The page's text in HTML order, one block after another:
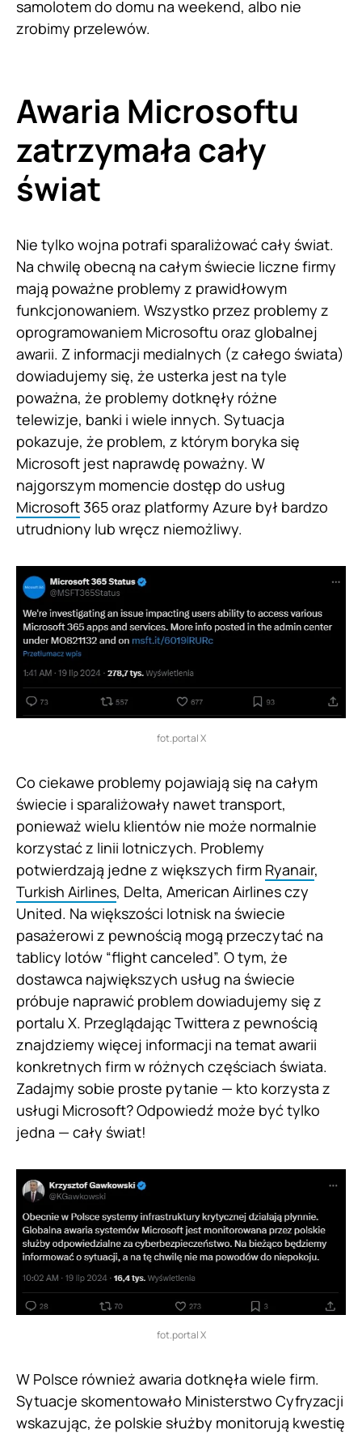
samolotem do domu na weekend, albo nie
zrobimy przelewów.
Awaria Microsoftu
zatrzymała cały
świat
Nie tylko wojna potrafi sparaliżować cały świat.
Na chwilę obecną na całym świecie liczne firmy
mają poważne problemy z prawidłowym
funkcjonowaniem. Wszystko przez problemy z
oprogramowaniem Microsoftu oraz globalnej
awarii. Z informacji medialnych (z całego świata)
dowiadujemy się, że usterka jest na tyle
poważna, że problemy dotknęły różne
telewizje, banki i wiele innych. Sytuacja
pokazuje, że problem, z którym boryka się
Microsoft jest naprawdę poważny. W
najgorszym momencie dostęp do usług
Microsoft365 oraz platformy Azure był bardzo
utrudniony lub wręcz niemożliwy.
fot.portal X
Co ciekawe problemy pojawiają się na całym
świecie i sparaliżowały nawet transport,
ponieważ wielu klientów nie może normalnie
korzystać z linii lotniczych. Problemy
potwierdzają jedne z większych firm Ryanair,
Turkish Airlines, Delta, American Airlines czy
United. Na większości lotnisk na świecie
pasażerowi z pewnością mogą przeczytać na
tablicy lotów “flight canceled”. O tym, że
dostawca największych usług na świecie
próbuje naprawić problem dowiadujemy się z
portalu X. Przeglądając Twittera z pewnością
znajdziemy więcej informacji na temat awarii
konkretnych firm w różnych częściach świata.
Zadajmy sobie proste pytanie — kto korzysta z
usługi Microsoft? Odpowiedź może być tylko
jedna — cały świat!
fot.portal X
W Polsce również awaria dotknęła wiele firm.
Sytuacje skomentowało Ministerstwo Cyfryzacji
wskazując, że polskie służby monitorują kwestię